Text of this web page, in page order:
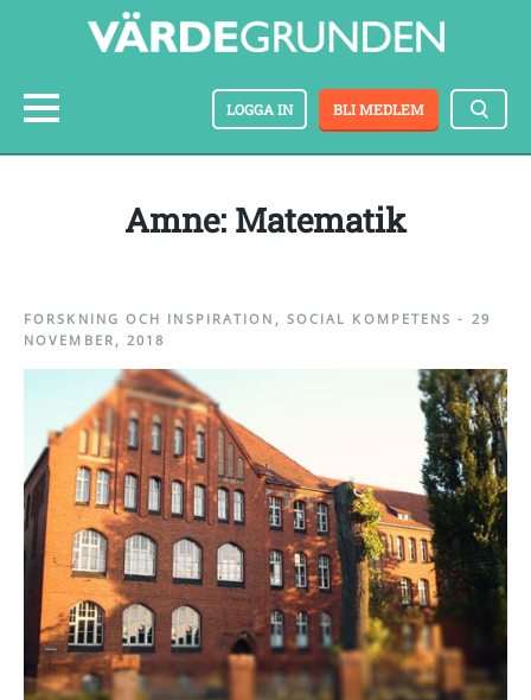
BLI MEDLEM
LOGGA IN
amne: Matematik
FORSKNING OCH INSPIRATION , SOCIAL KOMPETENS - 29
NOVEMBER, 2018